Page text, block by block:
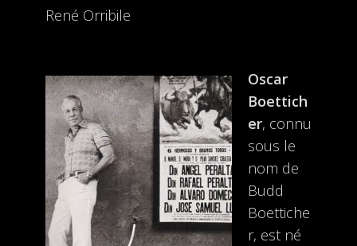
René Orribile
Oscar
Boettich
er, connu
sous le
nom de
Budd
Boettiche
r, est né